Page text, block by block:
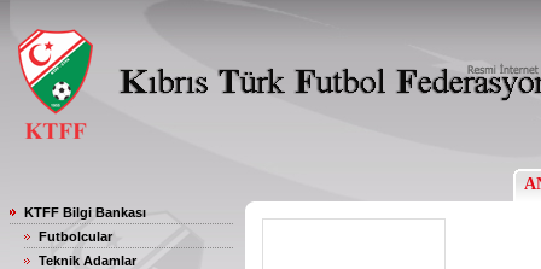
KTFF Bilgi Bankası
Futbolcular
Teknik Adamlar